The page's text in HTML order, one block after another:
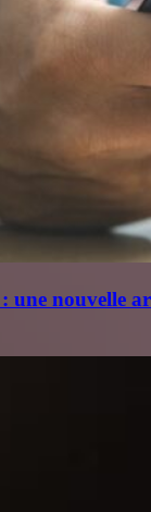
une nouvelle